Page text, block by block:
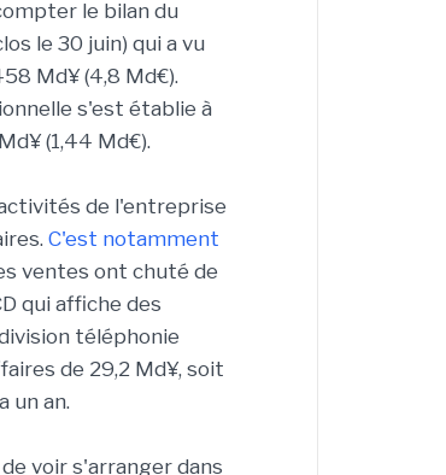
le bilan du
le 30 juin) qui a vu
Md¥ (4,8 Md€).
s'est établie à
(1,44 Md€).
de l'entreprise
C'est notamment
ventes ont chuté de
qui affiche des
téléphonie
de 29,2 Md¥, soit
un an.
voir s'arranger dans